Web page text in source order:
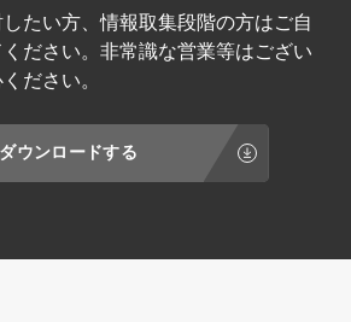
たい方、情報取集段階の方はご自
ださい。非常識な営業等はござい
ださい。
ウンロードする